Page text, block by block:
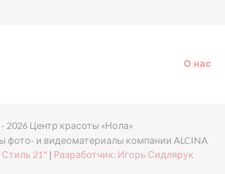
О нас
- 2026 Центр красоты «Нола»
фото- и видеоматериалы компании ALCINA
21" | Разработчик: Игорь Сидлярук